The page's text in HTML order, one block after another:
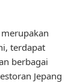
terdapat
berbagai
Jepang